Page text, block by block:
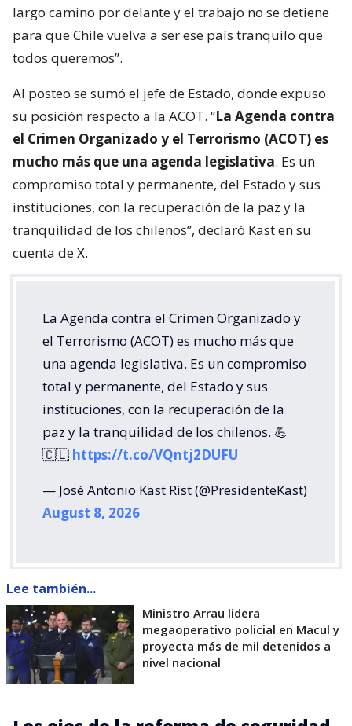
largo camino por delante y el trabajo no se detiene
para que Chile vuelva a ser ese país tranquilo que
todos queremos”.
Al posteo se sumó el jefe de Estado, donde expuso
su posición respecto a la ACOT. “La Agenda contra
el Crimen Organizado y el Terrorismo (ACOT) es
mucho más que una agenda legislativa. Es un
compromiso total y permanente, del Estado y sus
instituciones, con la recuperación de la paz y la
tranquilidad de los chilenos”, declaró Kast en su
cuenta de X.
La Agenda contra el Crimen Organizado y
el Terrorismo (ACOT) es mucho más que
una agenda legislativa. Es un compromiso
total y permanente, del Estado y sus
instituciones, con la recuperación de la
paz y la tranquilidad de los chilenos. 💪
🇨🇱 https://t.co/VQntj2DUFU
— José Antonio Kast Rist (@PresidenteKast)
August 8, 2026
Lee también...
Ministro Arrau lidera
megaoperativo policial en Macul y
proyecta más de mil detenidos a
nivel nacional